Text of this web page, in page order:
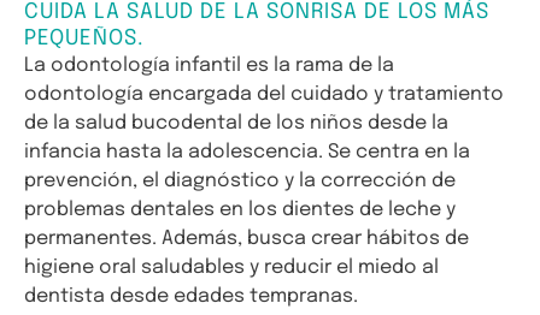
CUIDA LA SALUD DE LA SONRISA DE LOS MÁS
PEQUEÑOS.
La odontología infantil es la rama de la
odontología encargada del cuidado y tratamiento
de la salud bucodental de los niños desde la
infancia hasta la adolescencia. Se centra en la
prevención, el diagnóstico y la corrección de
problemas dentales en los dientes de leche y
permanentes. Además, busca crear hábitos de
higiene oral saludables y reducir el miedo al
dentista desde edades tempranas.